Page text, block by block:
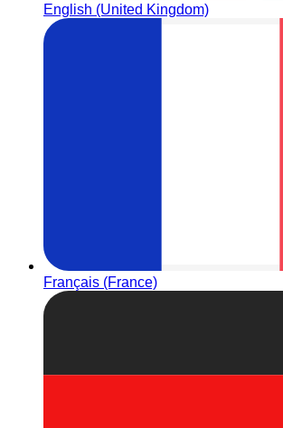
English (United Kingdom)
Français (France)